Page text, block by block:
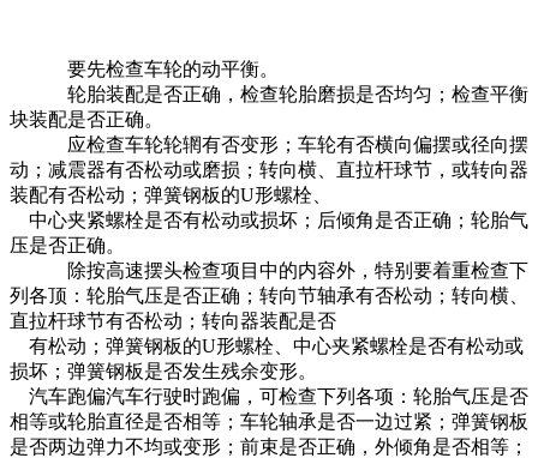
要先检查车轮的动平衡。
轮胎装配是否正确，检查轮胎磨损是否均匀；检查平衡
块装配是否正确。
应检查车轮轮辋有否变形；车轮有否横向偏摆或径向摆
动；减震器有否松动或磨损；转向横、直拉杆球节，或转向器
装配有否松动；弹簧钢板的U形螺栓、
中心夹紧螺栓是否有松动或损坏；后倾角是否正确；轮胎气
压是否正确。
除按高速摆头检查项目中的内容外，特别要着重检查下
列各顶：轮胎气压是否正确；转向节轴承有否松动；转向横、
直拉杆球节有否松动；转向器装配是否
有松动；弹簧钢板的U形螺栓、中心夹紧螺栓是否有松动或
损坏；弹簧钢板是否发生残余变形。
汽车跑偏汽车行驶时跑偏，可检查下列各项：轮胎气压是否
相等或轮胎直径是否相等；车轮轴承是否一边过紧；弹簧钢板
是否两边弹力不均或变形；前束是否正确，外倾角是否相等；